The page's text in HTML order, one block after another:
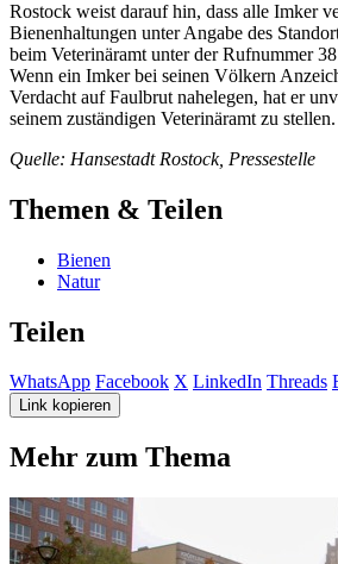
Rostock weist darauf hin, dass alle Imker
Bienenhaltungen unter Angabe des
beim Veterinäramt unter der Rufnummer
Wenn ein Imker bei seinen Völkern
Verdacht auf Faulbrut nahelegen, hat er
seinem zuständigen Veterinäramt zu stellen.
Quelle: Hansestadt Rostock, Pressestelle
Themen & Teilen
Bienen
Natur
Teilen
WhatsApp Facebook X LinkedIn Threads
Link kopieren
Mehr zum Thema